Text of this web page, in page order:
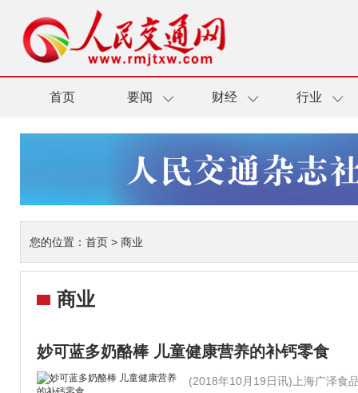
首页 要闻 财经 行业
您的位置： 首页 > 商业
商业
妙可蓝多奶酪棒 儿童健康营养的补钙零食
(2018年10月19日讯)上海广泽食